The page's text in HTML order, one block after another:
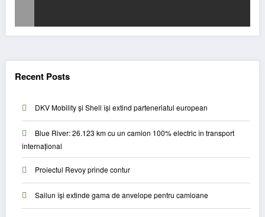
Recent Posts
DKV Mobility și Shell își extind parteneriatul european
Blue River: 26.123 km cu un camion 100% electric în transport
internațional
Proiectul Revoy prinde contur
Sailun își extinde gama de anvelope pentru camioane